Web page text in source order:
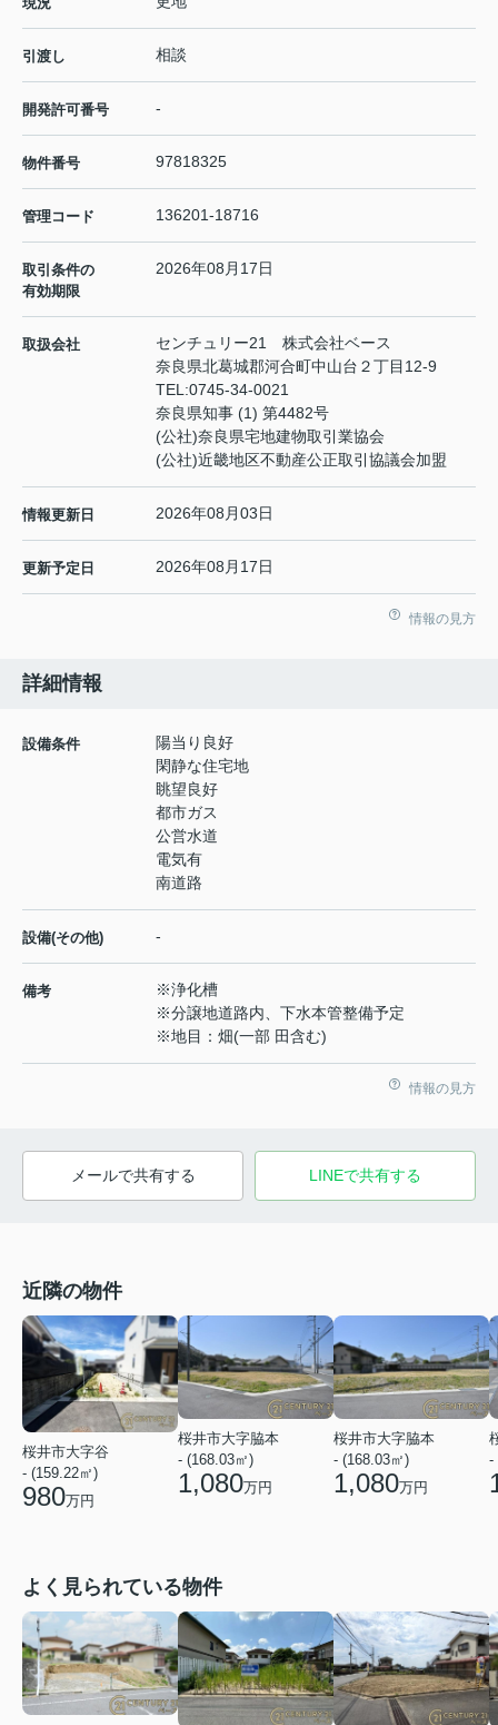
引渡し 相談
開発許可番号 -
物件番号 97818325
管理コード 136201-18716
取引条件の
有効期限
2026年08月17日
取扱会社
センチュリー21 株式会社ベース
奈良県北葛城郡河合町中山台２丁目12-9
TEL:0745-34-0021
奈良県知事 (1) 第4482号
(公社)奈良県宅地建物取引業協会
(公社)近畿地区不動産公正取引協議会加盟
情報更新日 2026年08月03日
更新予定日 2026年08月17日
情報の見方
詳細情報
設備条件
陽当り良好
閑静な住宅地
眺望良好
都市ガス
公営水道
電気有
南道路
設備(その他) -
備考
※浄化槽
※分譲地道路内、下水本管整備予定
※地目：畑(一部 田含む)
情報の見方
メールで共有する LINEで共有する
近隣の物件
桜井市大字谷
- (159.22㎡)
980万円
桜井市大字脇本
- (168.03㎡)
1,080万円
桜井市大字脇本
- (168.03㎡)
1,080万円
-
よく見られている物件